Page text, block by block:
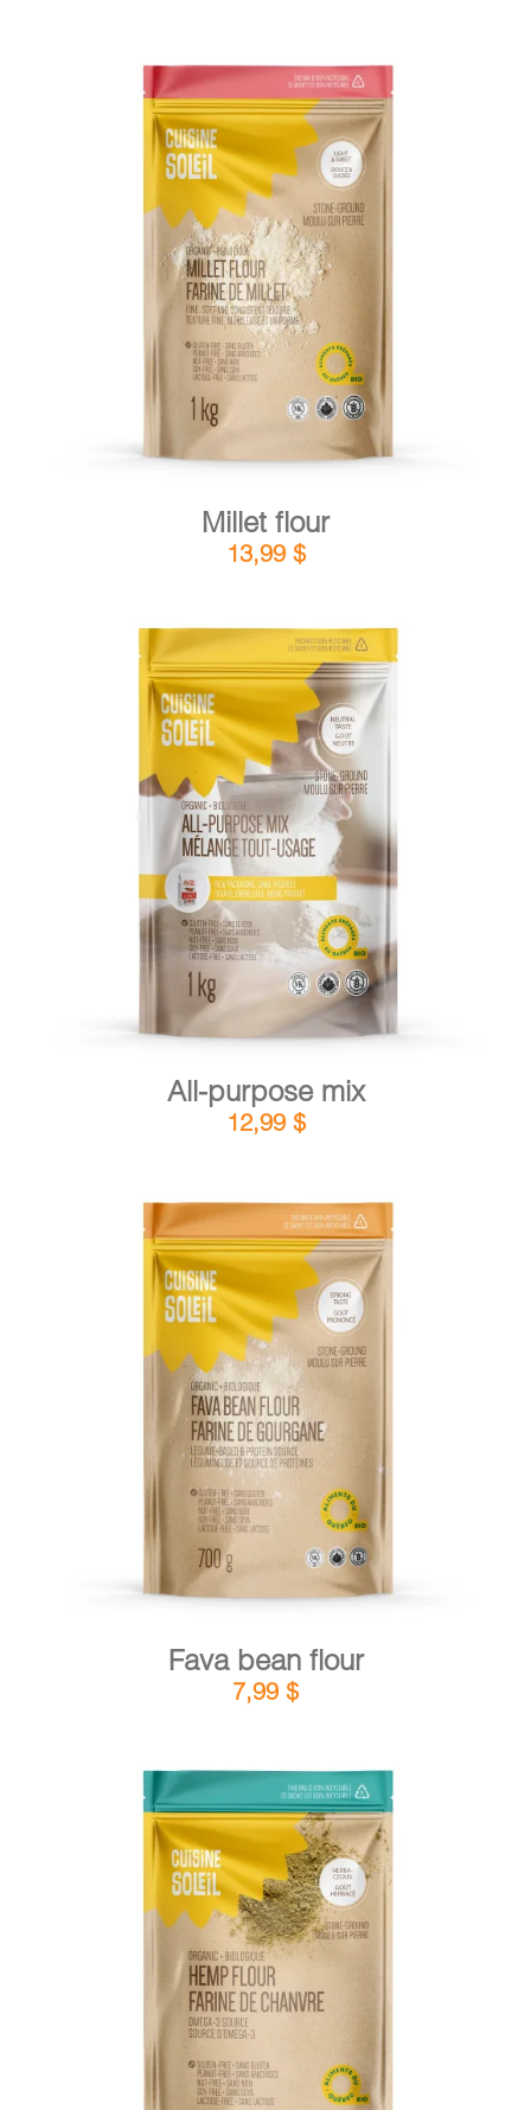
ADD TO CART / DETAILS
Millet flour
13,99 $
ADD TO CART / DETAILS
All-purpose mix
12,99 $
ADD TO CART / DETAILS
Fava bean flour
7,99 $
ADD TO CART